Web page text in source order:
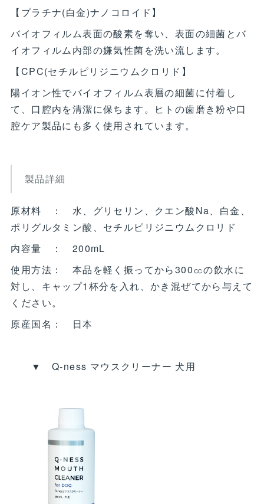
【プラチナ(白金)ナノコロイド】
バイオフィルム表面の酸素を奪い、表面の細菌とバ
イオフィルム内部の嫌気性菌を洗い流します。
【CPC(セチルピリジニウムクロリド】
陽イオン性でバイオフィルム表層の細菌に付着し
て、口腔内を清潔に保ちます。ヒトの歯磨き粉や口
腔ケア製品にも多く使用されています。
製品詳細
原材料 ： 水、グリセリン、クエン酸Na、白金、
ポリグルタミン酸、セチルピリジニウムクロリド
内容量 ： 200mL
使用方法： 本品を軽く振ってから300㏄の飲水に
対し、キャップ1杯分を入れ、かき混ぜてから与えて
ください。
原産国名： 日本
▼ Q‐ness マウスクリーナー 犬用